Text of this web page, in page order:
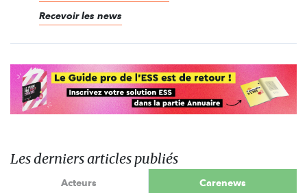
Recevoir les news
Les derniers articles publiés
Acteurs Carenews